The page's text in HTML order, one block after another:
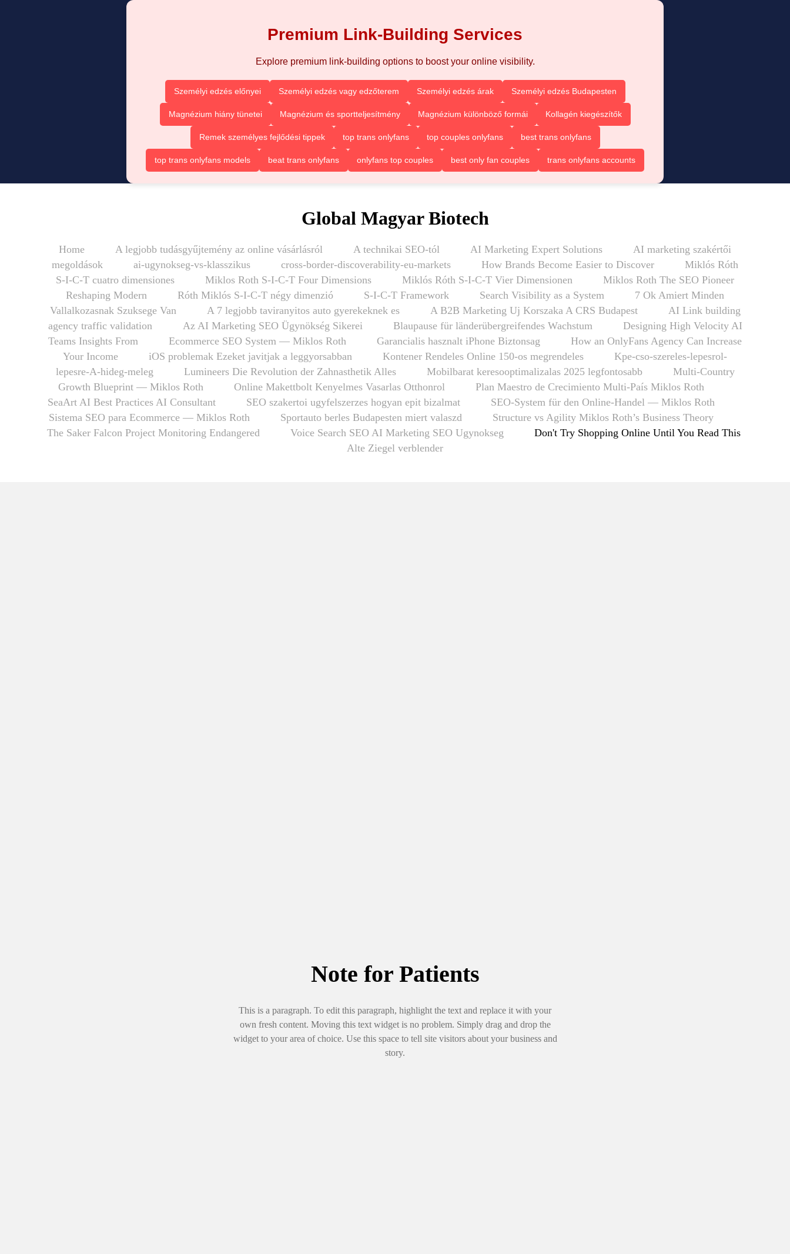
Premium Link-Building Services
Explore premium link-building options to boost your online visibility.
Személyi edzés előnyei Személyi edzés vagy edzőterem Személyi edzés árak Személyi edzés Budapesten
Magnézium hiány tünetei Magnézium és sportteljesítmény Magnézium különböző formái Kollagén kiegészítők
Remek személyes fejlődési tippek top trans onlyfans top couples onlyfans best trans onlyfans
top trans onlyfans models beat trans onlyfans onlyfans top couples best only fan couples trans onlyfans accounts
Global Magyar Biotech
Home A legjobb tudásgyűjtemény az online vásárlásról A technikai SEO-tól AI Marketing Expert Solutions
AI marketing szakértői
megoldások
ai-ugynokseg-vs-klasszikus cross-border-discoverability-eu-markets How Brands Become Easier to Discover
Miklós Róth
S-I-C-T cuatro dimensiones
Miklos Roth S-I-C-T Four Dimensions Miklós Róth S-I-C-T Vier Dimensionen
Miklos Roth The SEO Pioneer
Reshaping Modern
Róth Miklós S-I-C-T négy dimenzió S-I-C-T Framework Search Visibility as a System
7 Ok Amiert Minden
Vallalkozasnak Szuksege Van
A 7 legjobb taviranyitos auto gyerekeknek es A B2B Marketing Uj Korszaka A CRS Budapest
AI Link building
agency traffic validation
Az AI Marketing SEO Ügynökség Sikerei Blaupause für länderübergreifendes Wachstum
Designing High Velocity AI
Teams Insights From
Ecommerce SEO System — Miklos Roth Garancialis hasznalt iPhone Biztonsag
How an OnlyFans Agency Can Increase
Your Income
iOS problemak Ezeket javitjak a leggyorsabban Kontener Rendeles Online 150-os megrendeles
Kpe-cso-szereles-lepesrol-
lepesre-A-hideg-meleg
Lumineers Die Revolution der Zahnasthetik Alles Mobilbarat keresooptimalizalas 2025 legfontosabb
Multi-Country
Growth Blueprint — Miklos Roth
Online Makettbolt Kenyelmes Vasarlas Otthonrol
Plan Maestro de Crecimiento Multi-País Miklos Roth
SeaArt AI Best Practices AI Consultant
SEO szakertoi ugyfelszerzes hogyan epit bizalmat
SEO-System für den Online-Handel — Miklos Roth
Sistema SEO para Ecommerce — Miklos Roth
Sportauto berles Budapesten miert valaszd
Structure vs Agility Miklos Roth’s Business Theory
The Saker Falcon Project Monitoring Endangered
Voice Search SEO AI Marketing SEO Ugynokseg
Don't Try Shopping Online Until You Read This
Alte Ziegel verblender
Note for Patients
This is a paragraph. To edit this paragraph, highlight the text and replace it with your
own fresh content. Moving this text widget is no problem. Simply drag and drop the
widget to your area of choice. Use this space to tell site visitors about your business and
story.